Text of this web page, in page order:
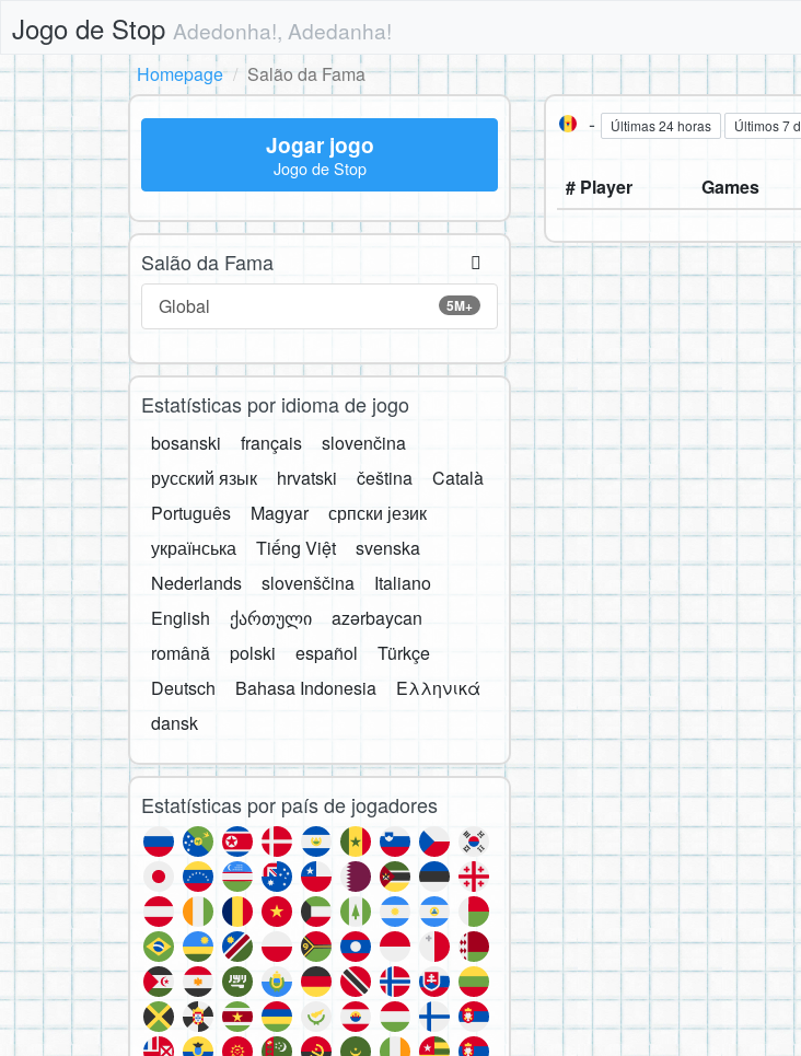
Jogo de Stop Adedonha!, Adedanha!
Homepage
Salão da Fama
- Últimas 24 horas Últimos 7
# Player Games
Jogar jogo
Jogo de Stop
Salão da Fama
5M+
Global
Estatísticas por idioma de jogo
bosanski français
slovenčina
русский язык
hrvatski čeština
Català
Português
Magyar
српски језик
українська
Tiếng Việt
svenska
Nederlands
slovenščina
Italiano
English
ქართული
azərbaycan
română
polski español
Türkçe
Deutsch
Bahasa Indonesia
Ελληνικά
dansk
Estatísticas por país de jogadores